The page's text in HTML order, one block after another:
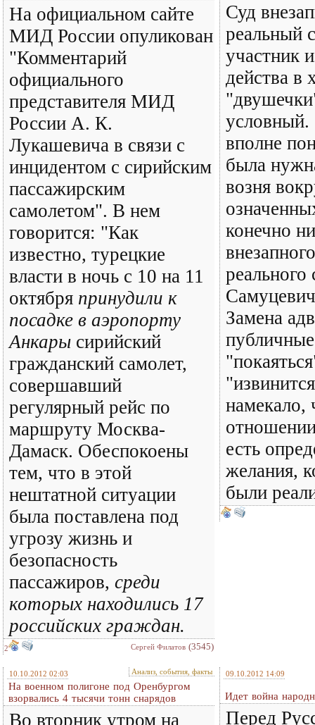
На официальном сайте
МИД России опуликован
"Комментарий
официального
представителя МИД
России А. К.
Лукашевича в связи с
инцидентом с сирийским
пассажирским
самолетом". В нем
говорится: "Как
известно, турецкие
власти в ночь с 10 на 11
октября принудили к
посадке в аэропорту
Анкары сирийский
гражданский самолет,
совершавший
регулярный рейс по
маршруту Москва-
Дамаск. Обеспокоены
тем, что в этой
нештатной ситуации
была поставлена под
угрозу жизнь и
безопасность
пассажиров, среди
которых находились 17
российских граждан.
2 Сергей Филатов (3545)
Суд
реальный
участник
действа в
условный.
вполне
была
возня
конечно
реального
Замена
намекало,
есть
желания,
были
10.10.2012 02:03 Анализ, события, факты
На военном полигоне под Оренбургом
взорвались 4 тысячи тонн снарядов
Во вторник утром на
09.10.2012 14:09
Идет война
Перед